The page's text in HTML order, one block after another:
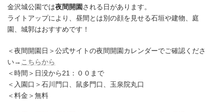
金沢城公園では夜間開園される日があります。
ライトアップにより、昼間とは別の顔を見せる石垣や建物、庭
園、城郭はおすすめです！
＜夜間開園日＞公式サイトの夜間開園カレンダーでご確認くださ
い→ こちらから
＜時間＞日没から21：００まで
＜入園口＞石川門口、鼠多門口、玉泉院丸口
＜料金＞無料